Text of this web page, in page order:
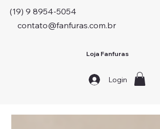
(19) 9 8954-5054
contato@fanfuras.com.br
Loja Fanfuras
Login